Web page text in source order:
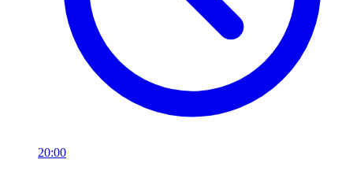
20:00